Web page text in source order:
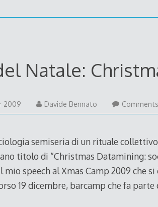
Natale:
200927
December
Davide Bennato
semiseria di un rituale
titolo di “Christmas Datamining:
speech al Xmas Camp 2009 che si
19 dicembre, barcamp che fa parte